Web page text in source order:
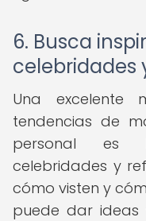
6. Busca
celebridades
Una excelente
tendencias de
personal es
celebridades y
cómo visten y
puede dar